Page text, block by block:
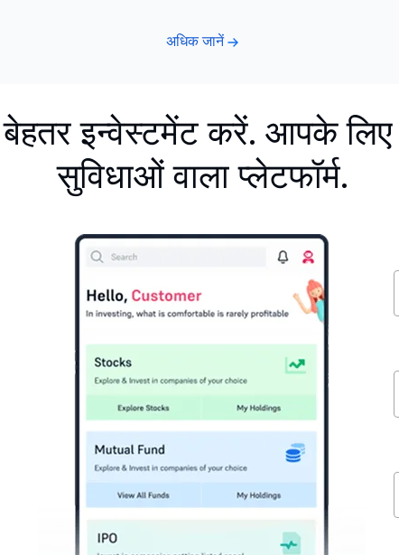
अधिक जानें
इन्वेस्टमेंट करें. आपके
सुविधाओं वाला प्लेटफॉर्म.